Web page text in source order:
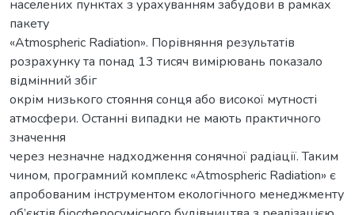
населених пунктах з урахуванням забудови в рамках
пакету
«Atmospheric Radiation». Порівняння результатів
розрахунку та понад 13 тисяч вимірювань показало
відмінний збіг
окрім низького стояння сонця або високої мутності
атмосфери. Останні випадки не мають практичного
значення
через незначне надходження сонячної радіації. Таким
чином, програмний комплекс «Atmospheric Radiation» є
апробованим інструментом екологічного менеджменту